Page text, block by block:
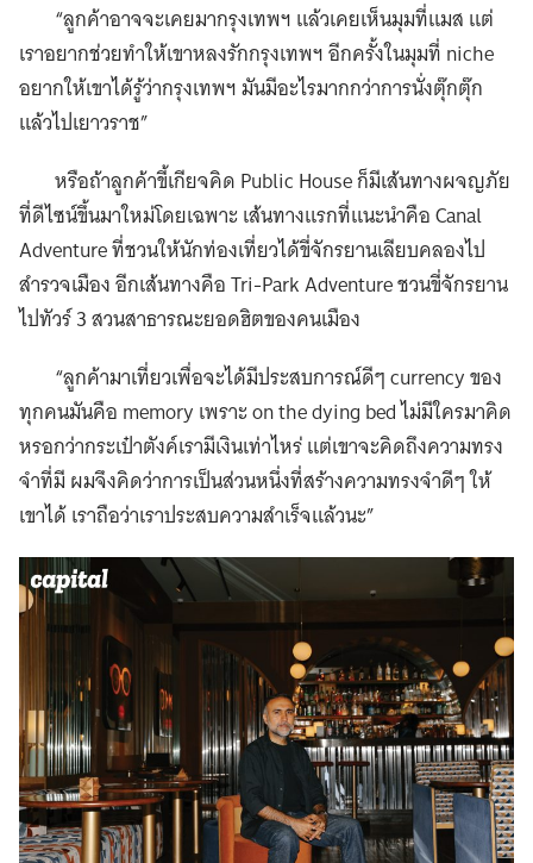
“ลูกค้าอาจจะเคยมากรุงเทพฯ แล้วเคยเห็นมุมที่แมส แต่
เราอยากช่วยทำให้เขาหลงรักกรุงเทพฯ อีกครั้งในมุมที่ niche
อยากให้เขาได้รู้ว่ากรุงเทพฯ มันมีอะไรมากกว่าการนั่งตุ๊กตุ๊ก
แล้วไปเยาวราช”
หรือถ้าลูกค้าขี้เกียจคิด Public House ก็มีเส้นทางผจญภัย
ที่ดีไซน์ขึ้นมาใหม่โดยเฉพาะ เส้นทางแรกที่แนะนำคือ Canal
Adventure ที่ชวนให้นักท่องเที่ยวได้ขี่จักรยานเลียบคลองไป
สำรวจเมือง อีกเส้นทางคือ Tri-Park Adventure ชวนขี่จักรยาน
ไปทัวร์ 3 สวนสาธารณะยอดฮิตของคนเมือง
“ลูกค้ามาเที่ยวเพื่อจะได้มีประสบการณ์ดีๆ currency ของ
ทุกคนมันคือ memory เพราะ on the dying bed ไม่มีใครมาคิด
หรอกว่ากระเป๋าตังค์เรามีเงินเท่าไหร่ แต่เขาจะคิดถึงความทรง
จำที่มี ผมจึงคิดว่าการเป็นส่วนหนึ่งที่สร้างความทรงจำดีๆ ให้
เขาได้ เราถือว่าเราประสบความสำเร็จแล้วนะ”